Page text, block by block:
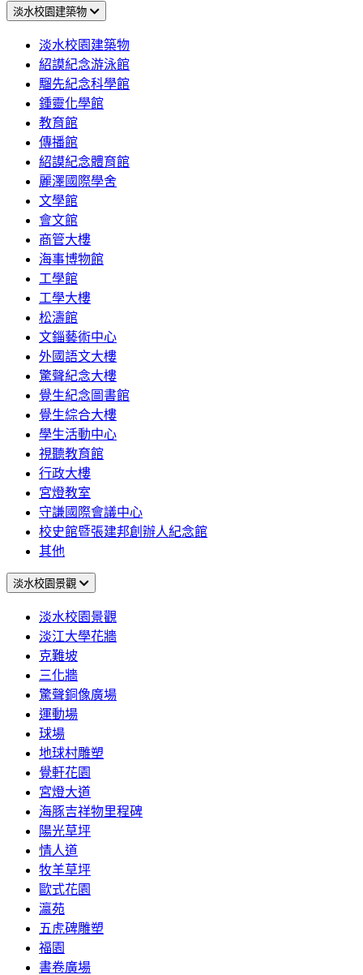
淡水校園建築物
淡水校園建築物
紹謨紀念游泳館
騮先紀念科學館
鍾靈化學館
教育館
傳播館
紹謨紀念體育館
麗澤國際學舍
文學館
會文館
商管大樓
海事博物館
工學館
工學大樓
松濤館
文錙藝術中心
外國語文大樓
驚聲紀念大樓
覺生紀念圖書館
覺生綜合大樓
學生活動中心
視聽教育館
行政大樓
宮燈教室
守謙國際會議中心
校史館暨張建邦創辦人紀念館
其他
淡水校園景觀
淡水校園景觀
淡江大學花牆
克難坡
三化牆
驚聲銅像廣場
運動場
球場
地球村雕塑
覺軒花園
宮燈大道
海豚吉祥物里程碑
陽光草坪
情人道
牧羊草坪
歐式花園
瀛苑
五虎碑雕塑
福園
書卷廣場